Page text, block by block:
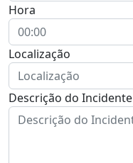
Hora
Localização
Descrição do Incidente